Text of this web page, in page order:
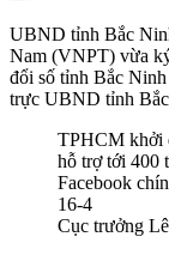
UBND tỉnh Bắc
Nam (VNPT) vừa
đổi số tỉnh Bắc
trực UBND tỉnh
TPHCM khởi
hỗ trợ tới 400
Facebook
16-4
Cục trưởng